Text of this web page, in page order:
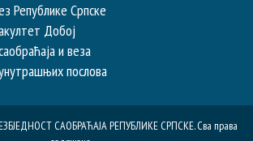
Републике Српске
Добој
и веза
послова
САОБРАЋАЈА РЕПУБЛИКE СРПСКЕ. Сва права